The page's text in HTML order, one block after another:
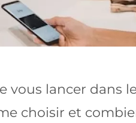
lancer dans
choisir et